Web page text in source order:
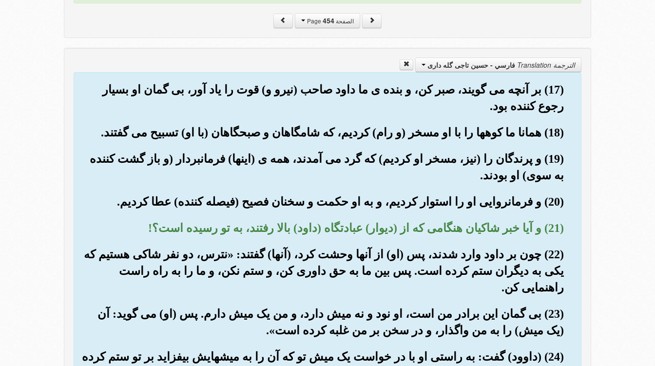
الصفحة Page454
الترجمة Translation فارسي - حسین تاجی گله داری
(17) بر آنچه می گویند، صبر کن، و بنده ی ما داود صاحب (نیرو و) قوت را یاد آور، بی گمان او بسیار
رجوع کننده بود.
(18) همانا ما کوهها را با او مسخر (و رام) کردیم، که شامگاهان و صبحگاهان (با او) تسبیح می گفتند.
(19) و پرندگان را (نیز، مسخر او کردیم) که گرد می آمدند، همه ی (اینها) فرمانبردار (و باز گشت کننده
به سوی) او بودند.
(20) و فرمانروایی او را استوار کردیم، و به او حکمت و سخنان فصیح (فیصله کننده) عطا کردیم.
(21) و آیا خبر شاکیان هنگامی که از (دیوار) عبادتگاه (داود) بالا رفتند، به تو رسیده است؟!
(22) چون بر داود وارد شدند، پس (او) از آنها وحشت کرد، (آنها) گفتند: «نترس، دو نفر شاکی هستیم که
یکی به دیگران ستم کرده است. پس بین ما به حق داوری کن، و ستم نکن، و ما را به راه راست
راهنمایی کن.
(23) بی گمان این برادر من است، او نود و نه میش دارد، و من یک میش دارم. پس (او) می گوید: آن
(یک میش) را به من واگذار، و در سخن بر من غلبه کرده است».
(24) (داوود) گفت: به راستی او با در خواست یک میش تو که آن را به میشهایش بیفزاید بر تو ستم کرده